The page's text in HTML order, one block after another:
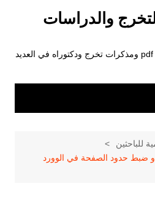
والدراسات
تحميل رسائل ماجستير بصيغة pdf ومذكرات تخرج ودكتوراه في العديد
للباحثين
ضبط حدود الصفحة في الوورد